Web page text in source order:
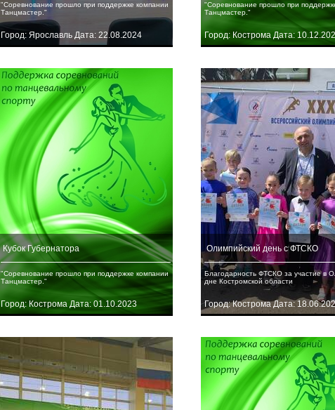
"Соревнование прошло при поддержке компании
Танцмастер."
Город: Ярославль Дата: 22.08.2024
"Соревнование прошло при
Танцмастер."
Город: Кострома Дата:
Кубок Губернатора
"Соревнование прошло при поддержке компании
Танцмастер."
Город: Кострома Дата: 01.10.2023
Олимпийский день с ФТСКО
Благодарность ФТСКО за участие в
дне Костромской области
Город: Кострома Дата: